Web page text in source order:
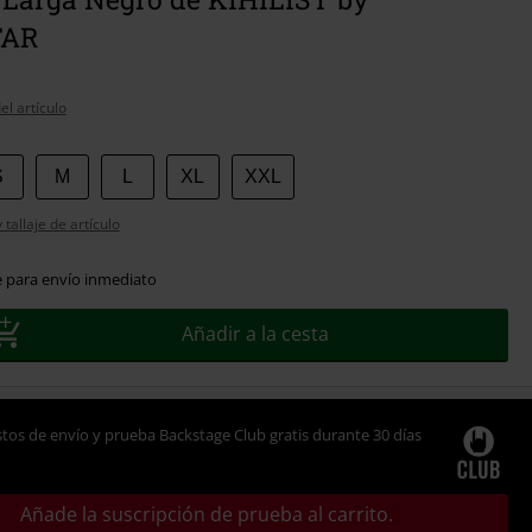
artículo
M XL XXL
tallaje de artículo
para envío inmediato
Añadir a la cesta
de envío y prueba Backstage Club gratis durante 30 días
Añade la suscripción de prueba al carrito.